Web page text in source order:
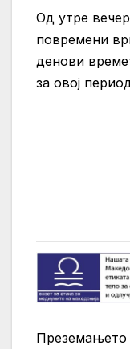
Од утре
повремени
денови
за овој